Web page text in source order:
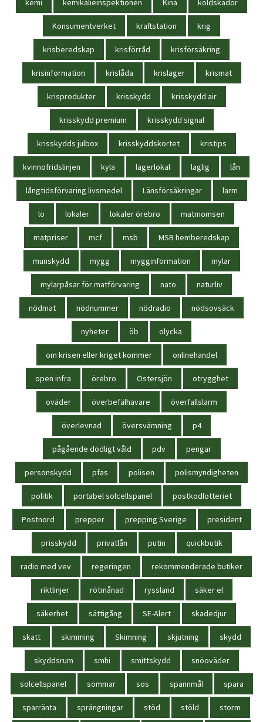
kemi kemikalieinspektionen Kina köldskador
Konsumentverket kraftstation krig
krisberedskap krisförråd krisförsäkring
krisinformation krislåda krislager krismat
krisprodukter krisskydd krisskydd air
krisskydd premium krisskydd signal
krisskydds julbox krisskyddskortet kristips
kvinnofridslinjen kyla lagerlokal laglig lån
långtidsförvaring livsmedel Länsförsäkringar larm
lo lokaler lokaler örebro matmomsen
matpriser mcf msb MSB hemberedskap
munskydd mygg mygginformation mylar
mylarpåsar för matförvaring nato naturliv
nödmat nödnummer nödradio nödsovsäck
nyheter öb olycka
om krisen eller kriget kommer onlinehandel
open infra örebro Östersjön otrygghet
oväder överbefälhavare överfallslarm
överlevnad översvämning p4
pågående dödligt våld pdv pengar
personskydd pfas polisen polismyndigheten
politik portabel solcellspanel postkodlotteriet
Postnord prepper prepping Sverige president
prisskydd privatlån putin quickbutik
radio med vev regeringen rekommenderade butiker
riktlinjer rötmånad ryssland säker el
säkerhet sättigång SE-Alert skadedjur
skatt skimming Skimning skjutning skydd
skyddsrum smhi smittskydd snöoväder
solcellspanel sommar sos spannmål spara
sparränta sprängningar stöd stöld storm